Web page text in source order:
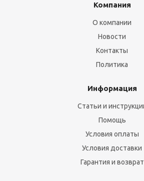
Компания
О компании
Новости
Контакты
Политика
Информация
Статьи и
Помощь
Условия оплаты
Условия доставки
Гарантия и возврат